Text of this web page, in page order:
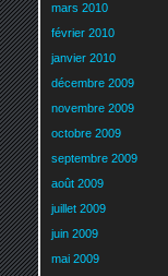
mars 2010
février 2010
janvier 2010
décembre 2009
novembre 2009
octobre 2009
septembre 2009
août 2009
juillet 2009
juin 2009
mai 2009